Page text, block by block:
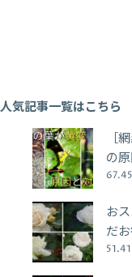
人気記事一覧はこちら
［
の
お
だ